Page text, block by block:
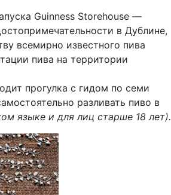
Guinness Storehouse —
в Дублине,
всемирно известного пива
пива на территории
прогулка с гидом по семи
разливать пиво в
языке и для лиц старше 18 лет).